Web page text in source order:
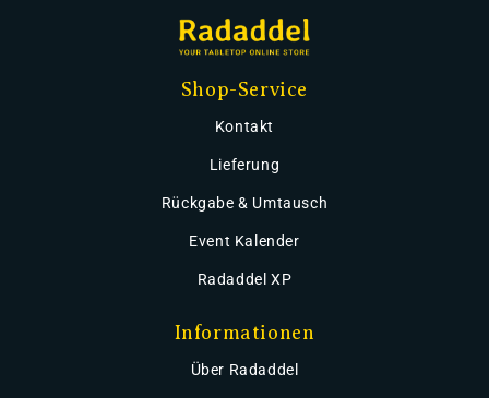
Shop-Service
Kontakt
Lieferung
Rückgabe & Umtausch
Event Kalender
Radaddel XP
Informationen
Über Radaddel